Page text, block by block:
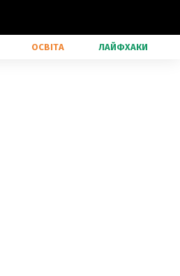
ОСВІТА ЛАЙФХАКИ